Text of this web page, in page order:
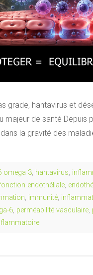
grade, hantavirus et
de santé Depuis
dans la gravité des
omega 3, hantavirus,
endothéliale,
, immunité,
6, perméabilité vasculaire,